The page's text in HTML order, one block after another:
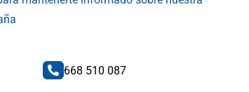
668 510 087